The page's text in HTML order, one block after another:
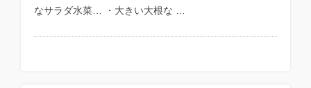
なサラダ水菜… ・大きい大根な …